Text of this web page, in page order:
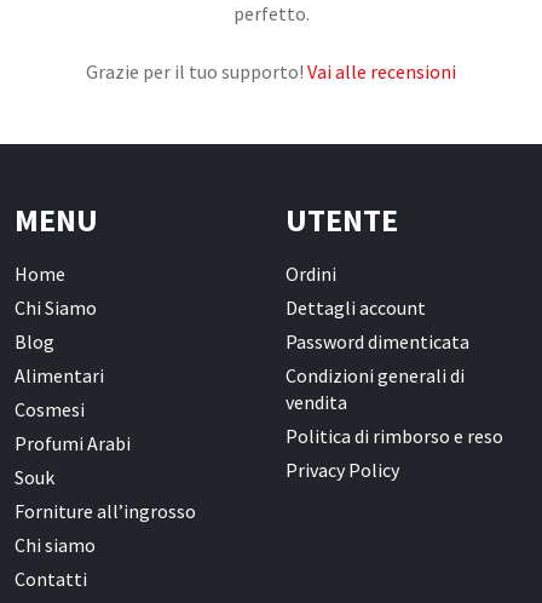
Creme corpo
Idrolati e Acque aromatiche
perfetto.
Grazie per il tuo supporto! Vai alle recensioni
MENU
Home
Chi Siamo
Blog
Alimentari
Cosmesi
Profumi Arabi
Souk
Forniture all’ingrosso
Chi siamo
Contatti
UTENTE
Ordini
Dettagli account
Password dimenticata
Condizioni generali di
vendita
Politica di rimborso e reso
Privacy Policy